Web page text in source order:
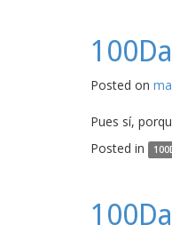
Posted on
Pues sí,
Posted in